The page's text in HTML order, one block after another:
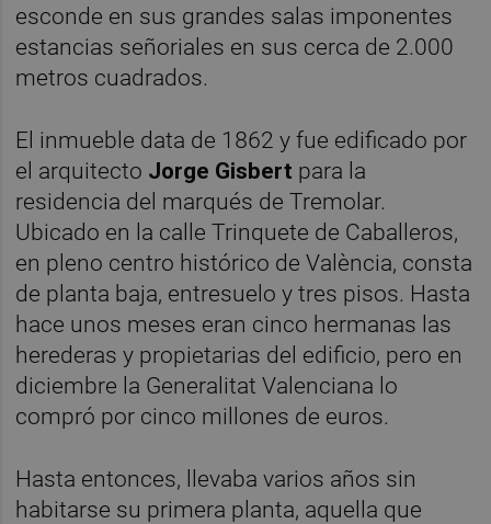
esconde en sus grandes salas imponentes
estancias señoriales en sus cerca de 2.000
metros cuadrados.
El inmueble data de 1862 y fue edificado por
el arquitecto Jorge Gisbert para la
residencia del marqués de Tremolar.
Ubicado en la calle Trinquete de Caballeros,
en pleno centro histórico de València, consta
de planta baja, entresuelo y tres pisos. Hasta
hace unos meses eran cinco hermanas las
herederas y propietarias del edificio, pero en
diciembre la Generalitat Valenciana lo
compró por cinco millones de euros.
Hasta entonces, llevaba varios años sin
habitarse su primera planta, aquella que